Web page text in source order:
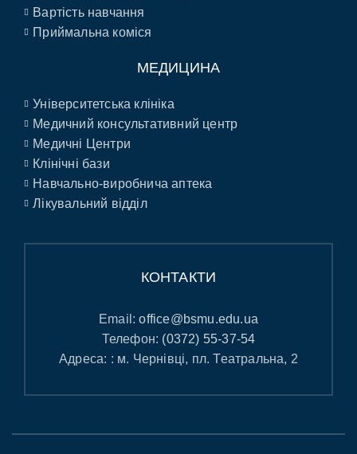
Вартість навчання
Приймальна коміся
МЕДИЦИНА
Університетська клініка
Медичний консультативний центр
Медичні Центри
Клінічні бази
Навчально-виробнича аптека
Лікувальний відділ
КОНТАКТИ
Email:office@bsmu.edu.ua
Телефон: (0372) 55-37-54
Адреса: : м. Чернівці, пл. Театральна, 2